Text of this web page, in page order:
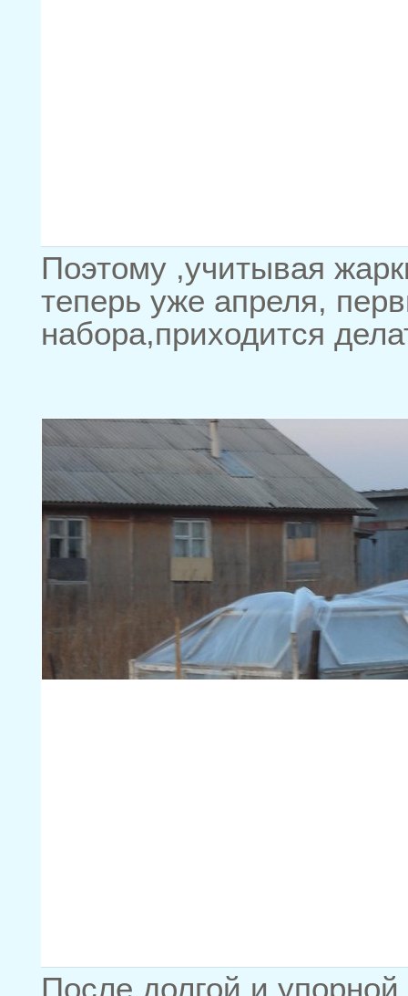
Поэтому ,учитывая
теперь уже апреля,
набора,приходится
После долгой и